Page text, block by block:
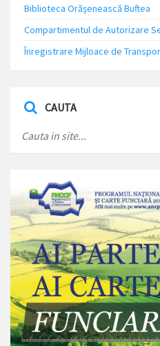
Biblioteca Orășenească Buftea
Compartimentul de Autorizare
Înregistrare Mijloace de
CAUTA